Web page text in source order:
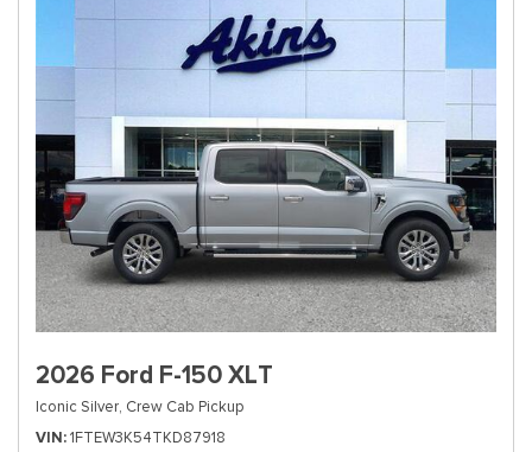
2026 Ford F-150 XLT
Iconic Silver, Crew Cab Pickup
VIN 1FTEW3K54TKD87918